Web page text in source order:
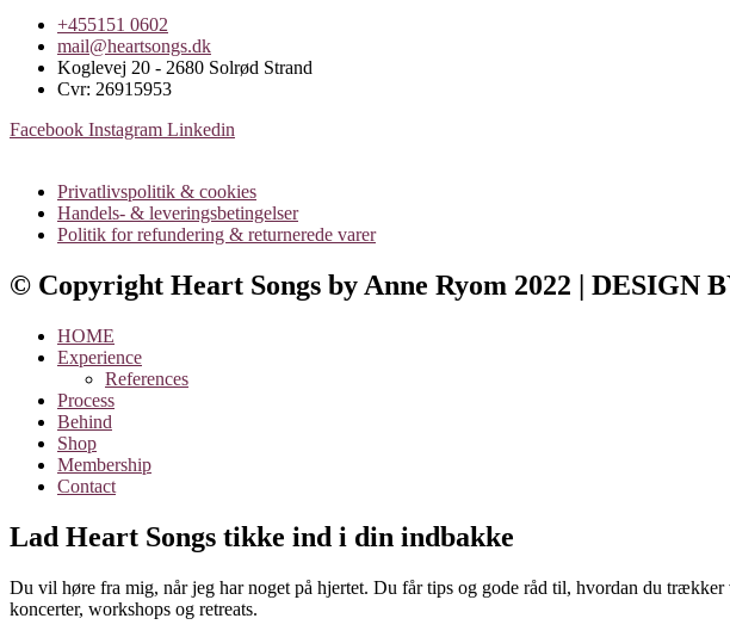
+455151 0602
mail@heartsongs.dk
Koglevej 20 - 2680 Solrød Strand
Cvr: 26915953
Facebook Instagram Linkedin
Privatlivspolitik & cookies
Handels- & leveringsbetingelser
Politik for refundering & returnerede varer
© Copyright Heart Songs by Anne Ryom 2022 | DESIGN
HOME
Experience
References
Process
Behind
Shop
Membership
Contact
Lad Heart Songs tikke ind i din indbakke
Du vil høre fra mig, når jeg har noget på hjertet. Du får tips og gode råd til, hvordan du
koncerter, workshops og retreats.